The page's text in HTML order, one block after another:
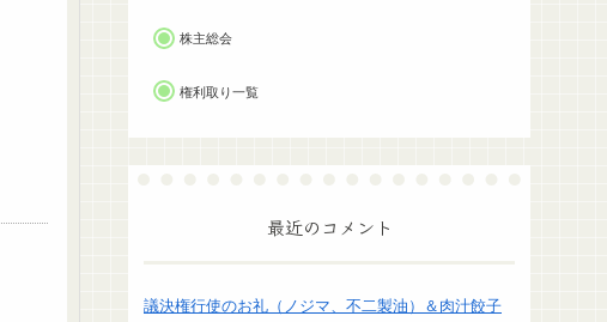
株主総会
権利取り一覧
最近のコメント
議決権行使のお礼（ノジマ、不二製油）＆肉汁餃子